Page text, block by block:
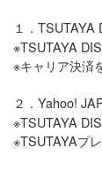
１．
※TSUTAYA
※キャリア決済
２．Yahoo!
※TSUTAYA
※TSUTAYAプ